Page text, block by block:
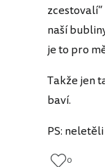
naší
je to pro
Takže jen
baví.
PS: neletěli
0